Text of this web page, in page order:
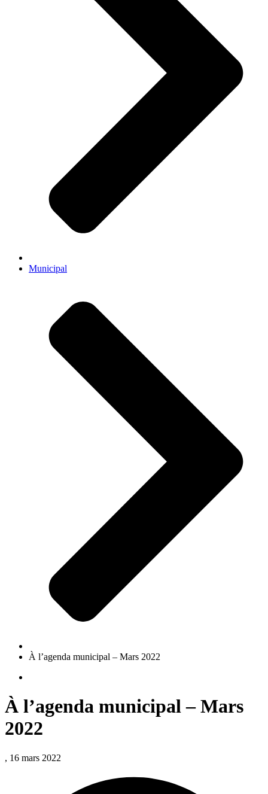
Municipal
À l’agenda municipal – Mars 2022
À l’agenda municipal – Mars
2022
, 16 mars 2022